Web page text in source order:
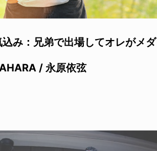
み：兄弟で出場してオレがメダ
/ 永原依弦